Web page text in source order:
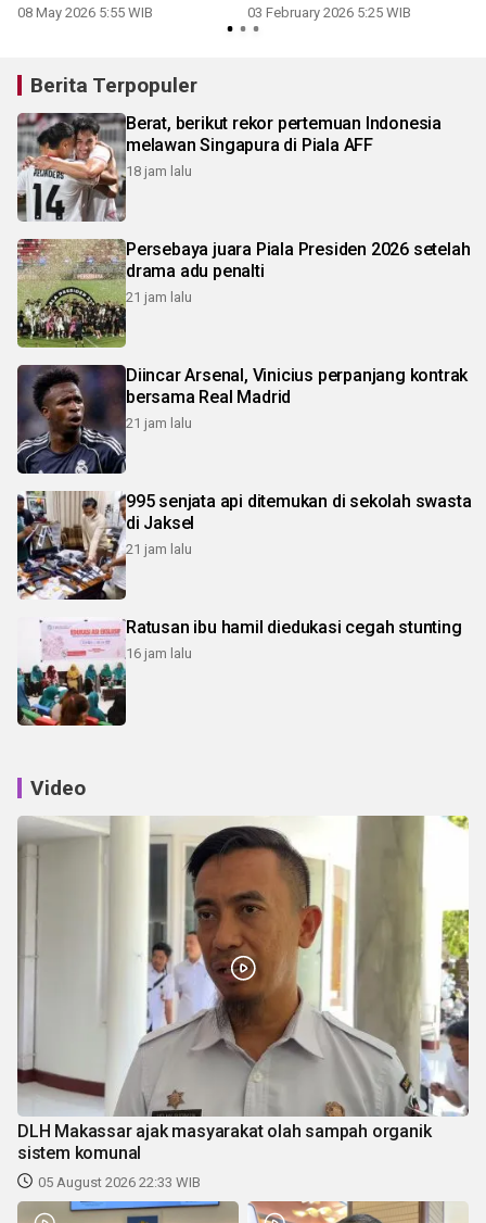
Perkawinan
08 May 2026 5:55 WIB 03 February 2026 5:25 WIB
Berita Terpopuler
Berat, berikut rekor pertemuan Indonesia
melawan Singapura di Piala AFF
18 jam lalu
Persebaya juara Piala Presiden 2026 setelah
drama adu penalti
21 jam lalu
Diincar Arsenal, Vinicius perpanjang kontrak
bersama Real Madrid
21 jam lalu
995 senjata api ditemukan di sekolah swasta
di Jaksel
21 jam lalu
Ratusan ibu hamil diedukasi cegah stunting
16 jam lalu
Video
DLH Makassar ajak masyarakat olah sampah organik
sistem komunal
05 August 2026 22:33 WIB